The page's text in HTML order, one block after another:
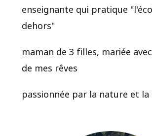
enseignante qui pratique
dehors"
maman de 3 filles, mariée
de mes rêves
passionnée par la nature et